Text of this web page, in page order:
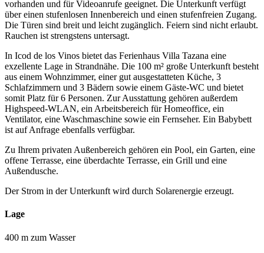
vorhanden und für Videoanrufe geeignet. Die Unterkunft verfügt
über einen stufenlosen Innenbereich und einen stufenfreien Zugang.
Die Türen sind breit und leicht zugänglich. Feiern sind nicht erlaubt.
Rauchen ist strengstens untersagt.
In Icod de los Vinos bietet das Ferienhaus Villa Tazana eine
exzellente Lage in Strandnähe. Die 100 m² große Unterkunft besteht
aus einem Wohnzimmer, einer gut ausgestatteten Küche, 3
Schlafzimmern und 3 Bädern sowie einem Gäste-WC und bietet
somit Platz für 6 Personen. Zur Ausstattung gehören außerdem
Highspeed-WLAN, ein Arbeitsbereich für Homeoffice, ein
Ventilator, eine Waschmaschine sowie ein Fernseher. Ein Babybett
ist auf Anfrage ebenfalls verfügbar.
Zu Ihrem privaten Außenbereich gehören ein Pool, ein Garten, eine
offene Terrasse, eine überdachte Terrasse, ein Grill und eine
Außendusche.
Der Strom in der Unterkunft wird durch Solarenergie erzeugt.
Lage
400 m zum Wasser